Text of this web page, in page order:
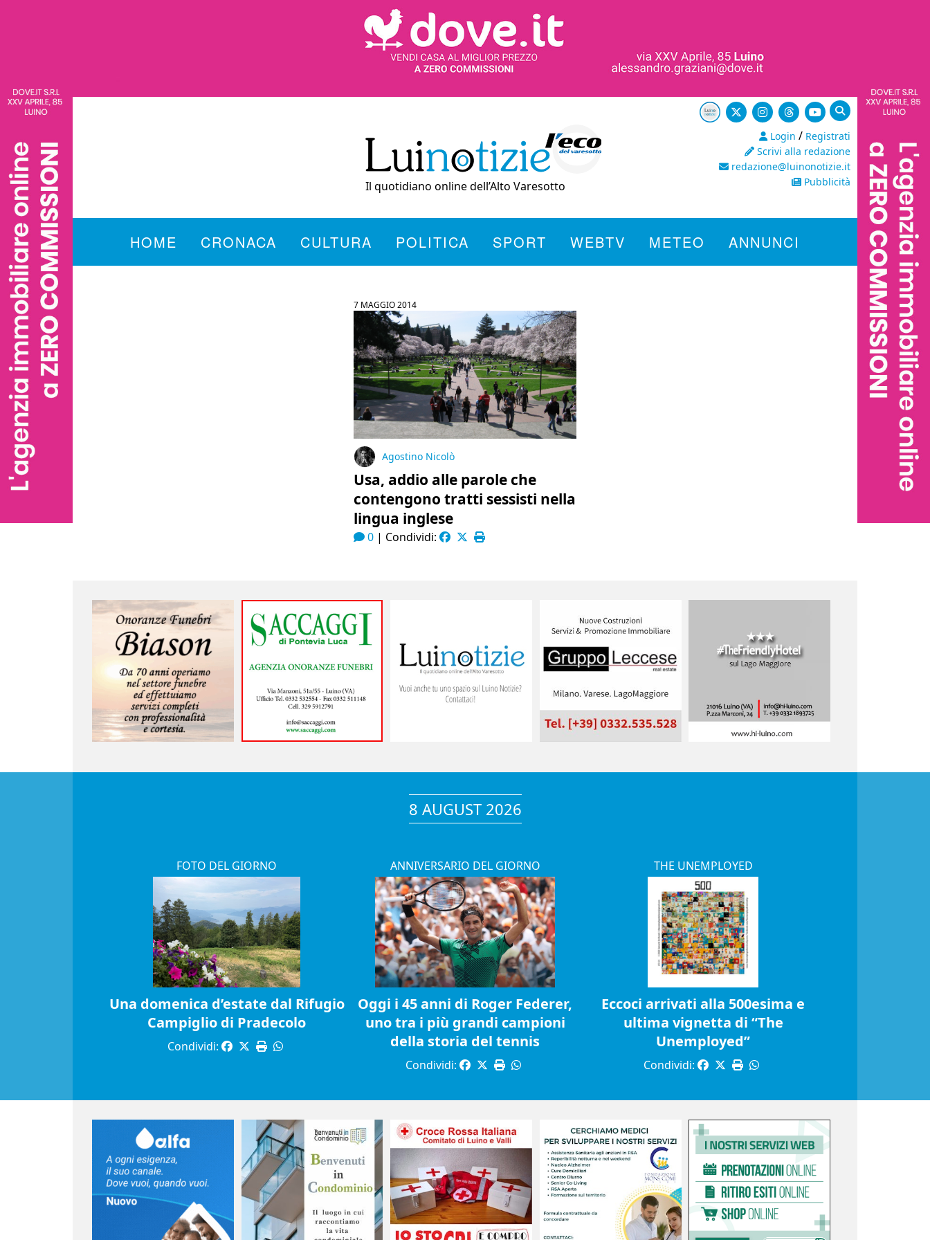
Il quotidiano online dell’Alto Varesotto
Login / Registrati
Scrivi alla redazione
redazione@luinonotizie.it
Pubblicità
HOME CRONACA CULTURA POLITICA SPORT WEBTV METEO ANNUNCI
7 MAGGIO 2014
Agostino Nicolò
Usa, addio alle parole che
contengono tratti sessisti nella
lingua inglese
0 | Condividi:
8 AUGUST 2026
FOTO DEL GIORNO
Una domenica d’estate dal Rifugio
Campiglio di Pradecolo
Condividi:
ANNIVERSARIO DEL GIORNO
Oggi i 45 anni di Roger Federer,
uno tra i più grandi campioni
della storia del tennis
Condividi:
THE UNEMPLOYED
Eccoci arrivati alla 500esima e
ultima vignetta di “The
Unemployed”
Condividi: